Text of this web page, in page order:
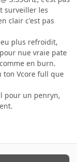
surveiller les
clair c'est pas
plus refroidit,
nue vraie pate
en burn.
ton Vcore full que
pour un penryn,